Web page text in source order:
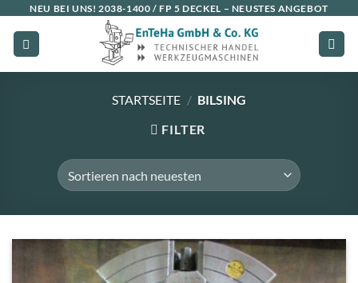
Inhalt
springen
NEU BEI UNS! 2038-1400 / FP 5 DECKEL – NEUSTES ANGEBOT
STARTSEITE / BILSING
FILTER